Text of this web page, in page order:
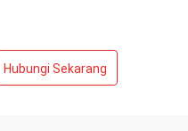
Hubungi Sekarang